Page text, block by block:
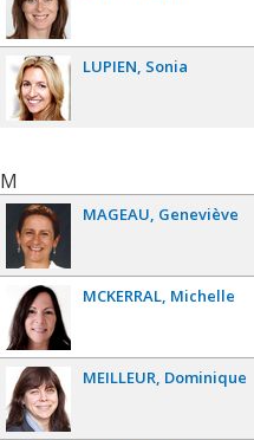
LUPIEN Sonia
M
MAGEAU Geneviève
MCKERRAL Michelle
MEILLEUR Dominique